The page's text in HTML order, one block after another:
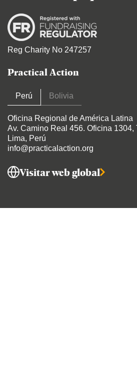
Reg Charity No 247257
Practical Action
Perú Bolivia
Oficina Regional de América Latina
Av. Camino Real 456. Oficina 1304,
Lima, Perú
info@practicalaction.org
Visitar web global